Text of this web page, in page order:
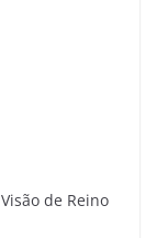
de Reino